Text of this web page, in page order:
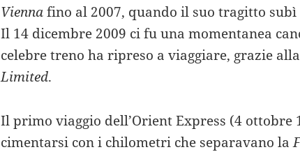
Viennafino al 2007, quando il suo tragitto
Il 14 dicembre 2009 ci fu una momentanea
celebre treno ha ripreso a viaggiare, grazie
Limited.
Il primo viaggio dell’Orient Express (4 ottobre
cimentarsi con i chilometri che separavano la